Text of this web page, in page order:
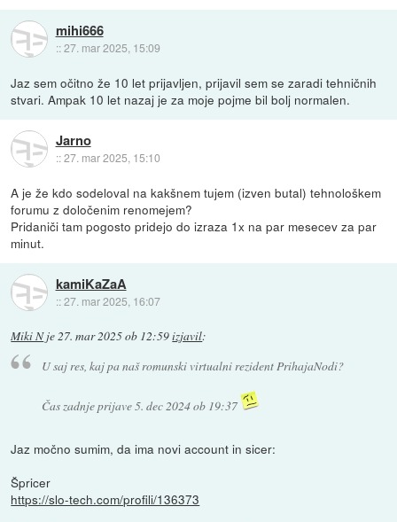
mihi666
::27. mar 2025, 15:09
Jaz sem očitno že 10 let prijavljen, prijavil sem se zaradi tehničnih
stvari. Ampak 10 let nazaj je za moje pojme bil bolj normalen.
Jarno
::27. mar 2025, 15:10
A je že kdo sodeloval na kakšnem tujem (izven butal) tehnološkem
forumu z določenim renomejem?
Pridaniči tam pogosto pridejo do izraza 1x na par mesecev za par
minut.
kamiKaZaA
::27. mar 2025, 16:07
Miki Nje27. mar 2025 ob 12:59izjavil:
U saj res, kaj pa naš romunski virtualni rezident PrihajaNodi?
Čas zadnje prijave 5. dec 2024 ob 19:37
Jaz močno sumim, da ima novi account in sicer:
Špricer
https://slo-tech.com/profili/136373